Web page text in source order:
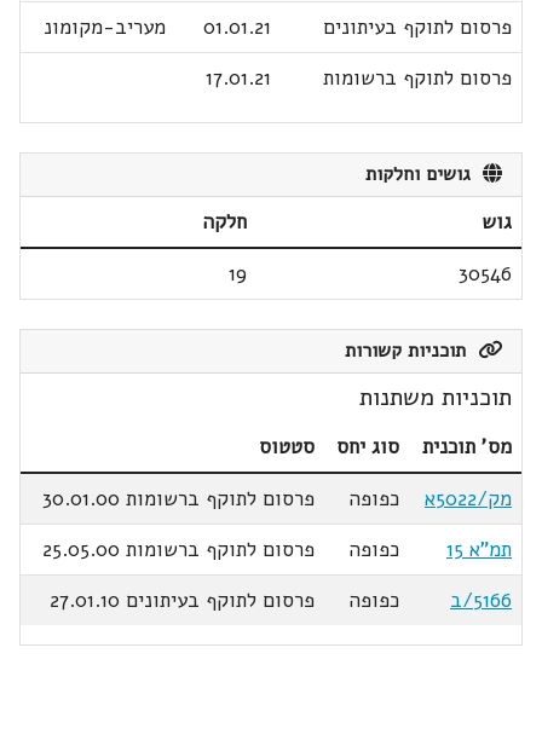
פרסום לתוקף בעיתונים
01.01.21
מעריב-מקומונ
פרסום לתוקף ברשומות
17.01.21
גושים וחלקות
גוש
חלקה
30546
19
תוכניות קשורות
תוכניות משתנות
מס' תוכנית סוג יחס
סטטוס
מק/5022א
כפופה
פרסום לתוקף ברשומות 30.01.00
תמ"א 15
כפופה
פרסום לתוקף ברשומות 25.05.00
5166/ב
כפופה פרסום לתוקף בעיתונים 27.01.10